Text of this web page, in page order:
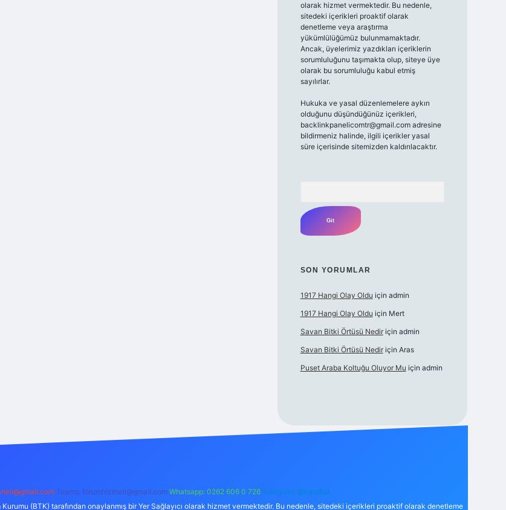
olarak hizmet vermektedir. Bu nedenle,
sitedeki içerikleri proaktif olarak
denetleme veya araştırma
yükümlülüğümüz bulunmamaktadır.
Ancak, üyelerimiz yazdıkları içeriklerin
sorumluluğunu taşımakta olup, siteye üye
olarak bu sorumluluğu kabul etmiş
sayılırlar.
Hukuka ve yasal düzenlemelere aykırı
olduğunu düşündüğünüz içerikleri,
backlinkpanelicomtr@gmail.comadresine
bildirmeniz halinde, ilgili içerikler yasal
süre içerisinde sitemizden kaldırılacaktır.
SON YORUMLAR
1917 Hangi Olay Oldu için admin
1917 Hangi Olay Oldu için Mert
Savan Bitki Örtüsü Nediriçin admin
Savan Bitki Örtüsü Nediriçin Aras
Puset Araba Koltuğu Oluyor Mu için admin
Teams: forumhizmeti@gmail.com Whatsapp: 0262 606 0 726 Telegram: @karabul
(BTK) tarafından onaylanmış bir Yer Sağlayıcı olarak hizmet vermektedir. Bu nedenle, sitedeki içerikleri proaktif olarak denetleme